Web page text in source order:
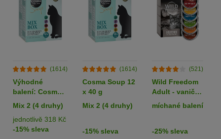
(1614)
Výhodné
balení: Cosma
Soup 24 x 40 g
Mix 2 (4 druhy)
jednotlivě 318 Kč
-15% sleva
(1614)
Cosma Soup 12
x 40 g
Mix 2 (4 druhy)
-15% sleva
(521)
Wild Freedom
Adult - vaničky
6 x 85 g
míchané balení
-25% sleva